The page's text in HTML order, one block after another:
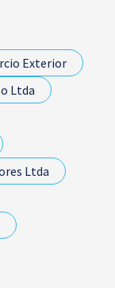
Exterior
Ltda
Ltda